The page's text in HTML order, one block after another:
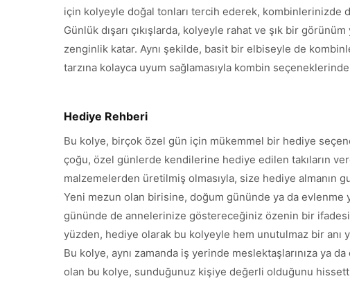
için kolyeyle doğal tonları tercih ederek, kombinlerinizde
Günlük dışarı çıkışlarda, kolyeyle rahat ve şık bir
zenginlik katar. Aynı şekilde, basit bir elbiseyle de
tarzına kolayca uyum sağlamasıyla kombin seçeneklerinde
Hediye Rehberi
Bu kolye, birçok özel gün için mükemmel bir hediye
çoğu, özel günlerde kendilerine hediye edilen takıların
malzemelerden üretilmiş olmasıyla, size hediye almanın
Yeni mezun olan birisine, doğum gününde ya da
gününde de annelerinize göstereceğiniz özenin bir ifadesi
yüzden, hediye olarak bu kolyeyle hem unutulmaz bir anı
Bu kolye, aynı zamanda iş yerinde meslektaşlarınıza ya
olan bu kolye, sunduğunuz kişiye değerli olduğunu